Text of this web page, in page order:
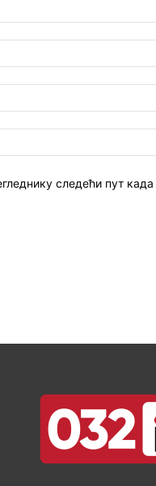
следећи пут